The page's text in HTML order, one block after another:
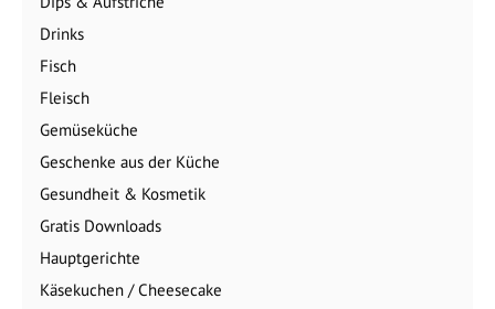
Drinks
Fisch
Fleisch
Gemüseküche
Geschenke aus der Küche
Gesundheit & Kosmetik
Gratis Downloads
Hauptgerichte
Käsekuchen / Cheesecake